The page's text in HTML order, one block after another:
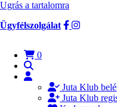
Ugrás a tartalomra
Ügyfélszolgálat
0
Juta Klub
Juta Klub